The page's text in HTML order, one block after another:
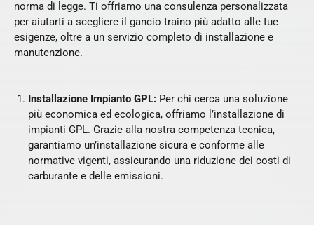
norma di legge. Ti offriamo una consulenza personalizzata
per aiutarti a scegliere il gancio traino più adatto alle tue
esigenze, oltre a un servizio completo di installazione e
manutenzione.
Installazione Impianto GPL: Per chi cerca una soluzione
più economica ed ecologica, offriamo l’installazione di
impianti GPL. Grazie alla nostra competenza tecnica,
garantiamo un’installazione sicura e conforme alle
normative vigenti, assicurando una riduzione dei costi di
carburante e delle emissioni.